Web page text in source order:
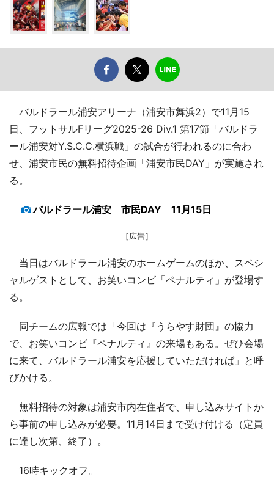
バルドラール浦安アリーナ（浦安市舞浜2）で11月15
日、フットサルFリーグ2025-26 Div.1 第17節「バルドラ
ール浦安対Y.S.C.C.横浜戦」の試合が行われるのに合わ
せ、浦安市民の無料招待企画「浦安市民DAY」が実施され
る。
バルドラール浦安 市民DAY 11月15日
［広告］
当日はバルドラール浦安のホームゲームのほか、スペシ
ャルゲストとして、お笑いコンビ「ペナルティ」が登場す
る。
同チームの広報では「今回は『うらやす財団』の協力
で、お笑いコンビ『ペナルティ』の来場もある。ぜひ会場
に来て、バルドラール浦安を応援していただければ」と呼
びかける。
無料招待の対象は浦安市内在住者で、申し込みサイトか
ら事前の申し込みが必要。11月14日まで受け付ける（定員
に達し次第、終了）。
16時キックオフ。